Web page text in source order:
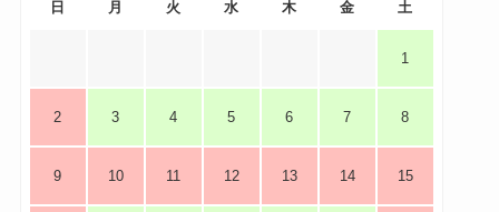
日 月 火 水 木 金 土
1
2 3 4 5 6 7 8
9 10 11 12 13 14 15